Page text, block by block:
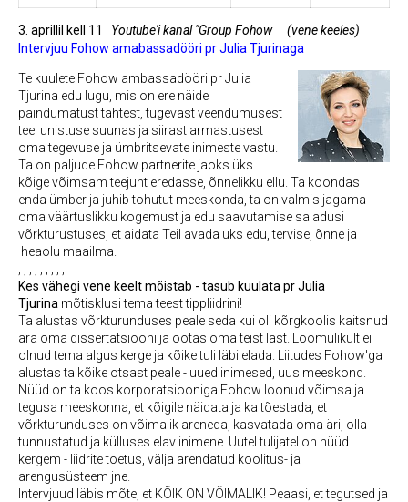
3. aprillil kell 11 Youtube'i kanal "Group Fohow
(vene keeles)
Intervjuu Fohow amabassadööri pr Julia Tjurinaga
Te kuulete Fohow ambassadööri pr Julia
Tjurina edu lugu, mis on ere näide
paindumatust tahtest, tugevast veendumusest
teel unistuse suunas ja siirast armastusest
oma tegevuse ja ümbritsevate inimeste vastu.
Ta on paljude Fohow partnerite jaoks üks
kõige võimsam teejuht eredasse, õnnelikku ellu. Ta koondas
enda ümber ja juhib tohutut meeskonda, ta on valmis jagama
oma väärtuslikku kogemust ja edu saavutamise saladusi
võrkturustuses, et aidata Teil avada uks edu, tervise, õnne ja
heaolu maailma.
Kes vähegi vene keelt mõistab - tasub kuulata pr Julia
Tjurina mõtisklusi tema teest tippliidrini!
Ta alustas võrkturunduses peale seda kui oli kõrgkoolis kaitsnud
ära oma dissertatsiooni ja ootas oma teist last. Loomulikult ei
olnud tema algus kerge ja kõike tuli läbi elada. Liitudes Fohow'ga
alustas ta kõike otsast peale - uued inimesed, uus meeskond.
Nüüd on ta koos korporatsiooniga Fohow loonud võimsa ja
tegusa meeskonna, et kõigile näidata ja ka tõestada, et
võrkturunduses on võimalik areneda, kasvatada oma äri, olla
tunnustatud ja külluses elav inimene. Uutel tulijatel on nüüd
kergem - liidrite toetus, välja arendatud koolitus- ja
arengusüsteem jne.
Intervjuud läbis mõte, et KÕIK ON VÕIMALIK! Peaasi, et tegutsed ja